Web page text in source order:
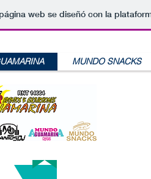
web se diseñó con la
MUNDO SNACKS